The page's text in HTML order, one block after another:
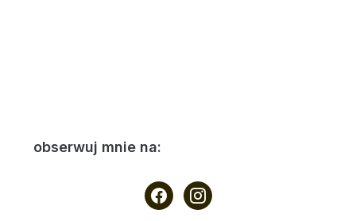
obserwuj mnie na:
facebookinstagram